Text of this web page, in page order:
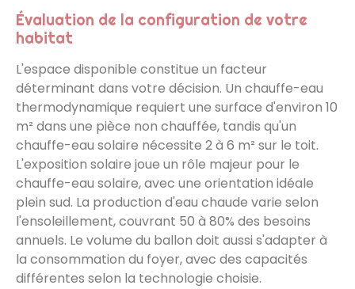
Évaluation de la configuration de votre
habitat
L'espace disponible constitue un facteur
déterminant dans votre décision. Un chauffe-eau
thermodynamique requiert une surface d'environ 10
m² dans une pièce non chauffée, tandis qu'un
chauffe-eau solaire nécessite 2 à 6 m² sur le toit.
L'exposition solaire joue un rôle majeur pour le
chauffe-eau solaire, avec une orientation idéale
plein sud. La production d'eau chaude varie selon
l'ensoleillement, couvrant 50 à 80% des besoins
annuels. Le volume du ballon doit aussi s'adapter à
la consommation du foyer, avec des capacités
différentes selon la technologie choisie.